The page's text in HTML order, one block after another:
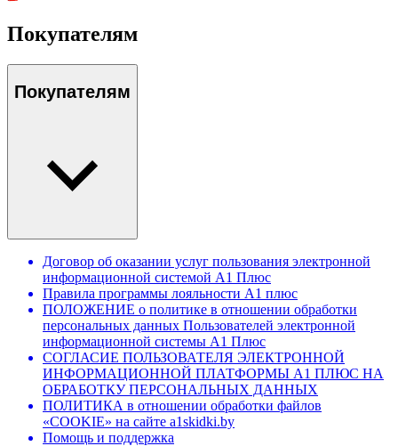
Покупателям
Покупателям
Договор об оказании услуг пользования электронной
информационной системой А1 Плюс
Правила программы лояльности А1 плюс
ПОЛОЖЕНИЕ о политике в отношении обработки
персональных данных Пользователей электронной
информационной системы А1 Плюс
СОГЛАСИЕ ПОЛЬЗОВАТЕЛЯ ЭЛЕКТРОННОЙ
ИНФОРМАЦИОННОЙ ПЛАТФОРМЫ А1 ПЛЮС НА
ОБРАБОТКУ ПЕРСОНАЛЬНЫХ ДАННЫХ
ПОЛИТИКА в отношении обработки файлов
«COOKIE» на сайте a1skidki.by
Помощь и поддержка